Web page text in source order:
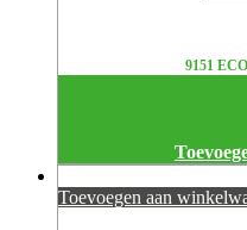
9151
Toevoegen aan